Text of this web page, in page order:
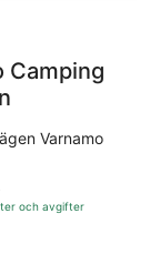
Camping
Varnamo
och avgifter